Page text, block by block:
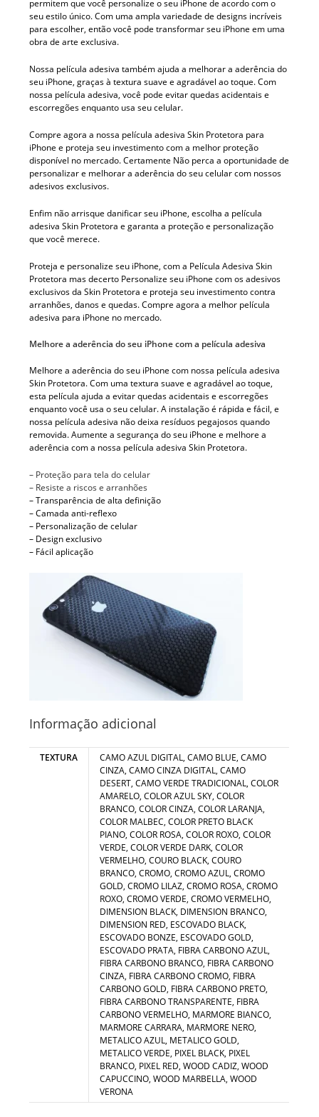
permitem que você personalize o seu iPhone de acordo com o
seu estilo único. Com uma ampla variedade de designs incríveis
para escolher, então você pode transformar seu iPhone em uma
obra de arte exclusiva.
Nossa película adesiva também ajuda a melhorar a aderência do
seu iPhone, graças à textura suave e agradável ao toque. Com
nossa película adesiva, você pode evitar quedas acidentais e
escorregões enquanto usa seu celular.
Compre agora a nossa película adesiva Skin Protetora para
iPhone e proteja seu investimento com a melhor proteção
disponível no mercado. Certamente Não perca a oportunidade de
personalizar e melhorar a aderência do seu celular com nossos
adesivos exclusivos.
Enfim não arrisque danificar seu iPhone, escolha a película
adesiva Skin Protetora e garanta a proteção e personalização
que você merece.
Proteja e personalize seu iPhone, com a Película Adesiva Skin
Protetora mas decerto Personalize seu iPhone com os adesivos
exclusivos da Skin Protetora e proteja seu investimento contra
arranhões, danos e quedas. Compre agora a melhor película
adesiva para iPhone no mercado.
Melhore a aderência do seu iPhone com a película adesiva
Melhore a aderência do seu iPhone com nossa película adesiva
Skin Protetora. Com uma textura suave e agradável ao toque,
esta película ajuda a evitar quedas acidentais e escorregões
enquanto você usa o seu celular. A instalação é rápida e fácil, e
nossa película adesiva não deixa resíduos pegajosos quando
removida. Aumente a segurança do seu iPhone e melhore a
aderência com a nossa película adesiva Skin Protetora.
– Proteção para tela do celular
– Resiste a riscos e arranhões
– Transparência de alta definição
– Camada anti-reflexo
– Personalização de celular
– Design exclusivo
– Fácil aplicação
Informação adicional
TEXTURA
CAMO AZUL DIGITAL, CAMO BLUE, CAMO
CINZA, CAMO CINZA DIGITAL, CAMO
DESERT, CAMO VERDE TRADICIONAL, COLOR
AMARELO, COLOR AZUL SKY, COLOR
BRANCO, COLOR CINZA, COLOR LARANJA,
COLOR MALBEC, COLOR PRETO BLACK
PIANO, COLOR ROSA, COLOR ROXO, COLOR
VERDE, COLOR VERDE DARK, COLOR
VERMELHO, COURO BLACK, COURO
BRANCO, CROMO, CROMO AZUL, CROMO
GOLD, CROMO LILAZ, CROMO ROSA, CROMO
ROXO, CROMO VERDE, CROMO VERMELHO,
DIMENSION BLACK, DIMENSION BRANCO,
DIMENSION RED, ESCOVADO BLACK,
ESCOVADO BONZE, ESCOVADO GOLD,
ESCOVADO PRATA, FIBRA CARBONO AZUL,
FIBRA CARBONO BRANCO, FIBRA CARBONO
CINZA, FIBRA CARBONO CROMO, FIBRA
CARBONO GOLD, FIBRA CARBONO PRETO,
FIBRA CARBONO TRANSPARENTE, FIBRA
CARBONO VERMELHO, MARMORE BIANCO,
MARMORE CARRARA, MARMORE NERO,
METALICO AZUL, METALICO GOLD,
METALICO VERDE, PIXEL BLACK, PIXEL
BRANCO, PIXEL RED, WOOD CADIZ, WOOD
CAPUCCINO, WOOD MARBELLA, WOOD
VERONA